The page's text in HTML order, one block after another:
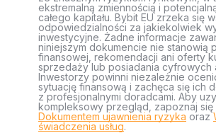
ekstremalną zmiennością i
całego kapitału. Bybit EU zrzeka się
odpowiedzialności za jakiekolwiek
inwestycyjne. Żadne informacje
niniejszym dokumencie nie stanowią
finansowej, rekomendacji ani oferty
sprzedaży lub posiadania cyfrowych
Inwestorzy powinni niezależnie
sytuację finansową i zachęca się ich
z profesjonalnymi doradcami. Aby
kompleksowy przegląd, zapoznaj się
Dokumentem ujawnienia ryzyka oraz
świadczenia usług.